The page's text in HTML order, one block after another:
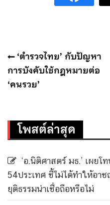
แนะแนว
เรื่อง
‘ตำรวจไทย’ กับปัญหา
การบังคับใช้กฎหมายต่อ
‘คนรวย’
โพสต์ล่าสุด
‘อ.นิติศาสตร์ มธ.’ เผยโ
54ประเทศ ชี้ไม่ได้ทำให้อา
ยุติธรรมน่าเชื่อถือหรือไม่